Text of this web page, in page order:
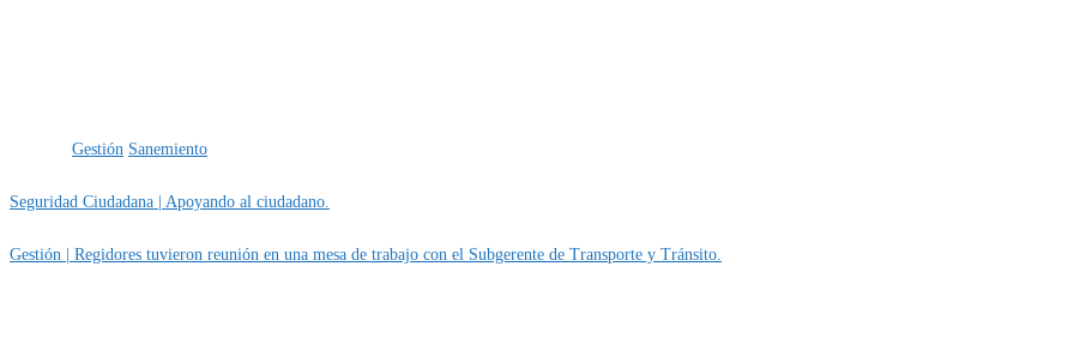
Gestión Sanemiento
Seguridad Ciudadana | Apoyando al ciudadano.
Gestión | Regidores tuvieron reunión en una mesa de trabajo con el Subgerente de Transporte y Tránsito.